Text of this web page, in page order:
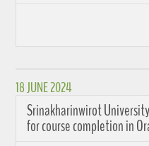
18 JUNE 2024
Srinakharinwirot
for course completion in